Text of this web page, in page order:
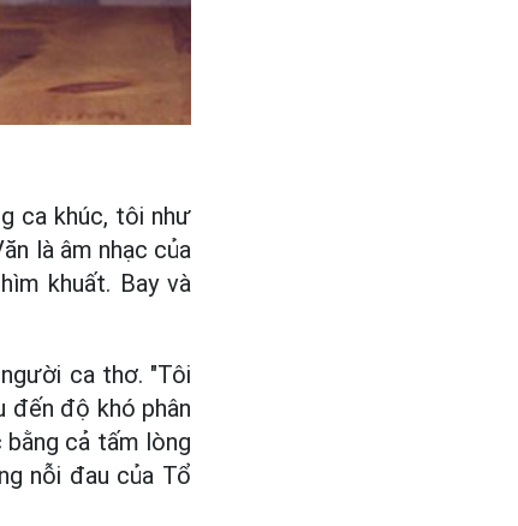
ca khúc, tôi như
là âm nhạc của
khuất. Bay và
ca thơ. "Tôi
đến độ khó phân
bằng cả tấm lòng
nỗi đau của Tổ